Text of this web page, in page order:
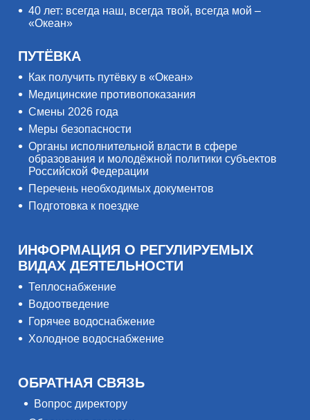
40 лет: всегда наш, всегда твой, всегда мой –
«Океан»
ПУТЁВКА
Как получить путёвку в «Океан»
Медицинские противопоказания
Смены 2026 года
Меры безопасности
Органы исполнительной власти в сфере
образования и молодёжной политики субъектов
Российской Федерации
Перечень необходимых документов
Подготовка к поездке
ИНФОРМАЦИЯ О РЕГУЛИРУЕМЫХ
ВИДАХ ДЕЯТЕЛЬНОСТИ
Теплоснабжение
Водоотведение
Горячее водоснабжение
Холодное водоснабжение
ОБРАТНАЯ СВЯЗЬ
Вопрос директору